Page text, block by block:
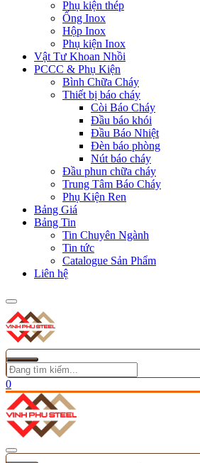
Phụ kiện thép
Ống Inox
Hộp Inox
Phụ kiện Inox
Vật Tư Khoan Nhồi
PCCC & Phụ Kiện
Bình Chữa Cháy
Thiết bị báo cháy
Còi Báo Cháy
Đầu báo khói
Đầu Báo Nhiệt
Đèn báo phòng
Nút báo cháy
Đầu phun chữa cháy
Trung Tâm Báo Cháy
Phụ Kiện Ren
Bảng Giá
Bảng Tin
Tin Chuyên Ngành
Tin tức
Catalogue Sản Phẩm
Liên hệ
0